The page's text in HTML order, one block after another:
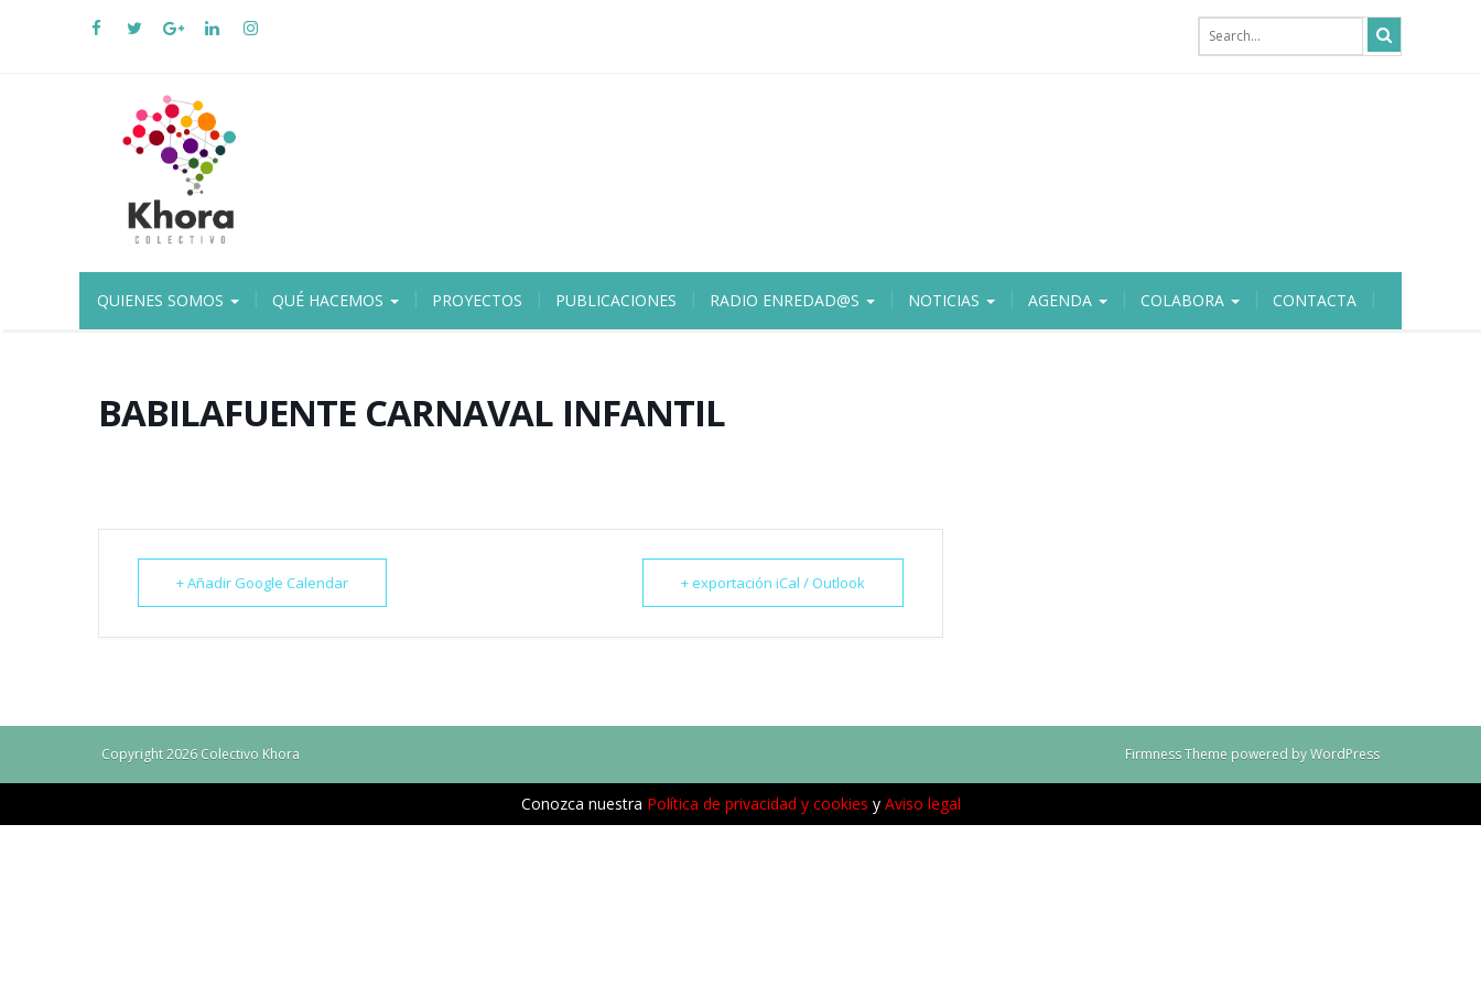
QUIENES SOMOS QUÉ HACEMOS PROYECTOS PUBLICACIONES RADIO ENREDAD@S NOTICIAS AGENDA COLABORA CONTACTA
BABILAFUENTE CARNAVAL INFANTIL
+ Añadir Google Calendar + exportación iCal / Outlook
Copyright 2026 Colectivo Khora Firmness Theme powered byWordPress
Conozca nuestra Política de privacidad y cookies y Aviso legal